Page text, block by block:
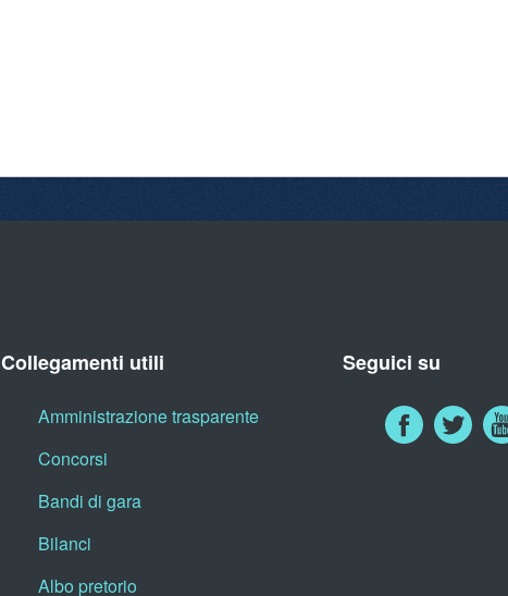
Collegamenti utili
Amministrazione trasparente
Concorsi
Bandi di gara
Bilanci
Albo pretorio
Seguici su